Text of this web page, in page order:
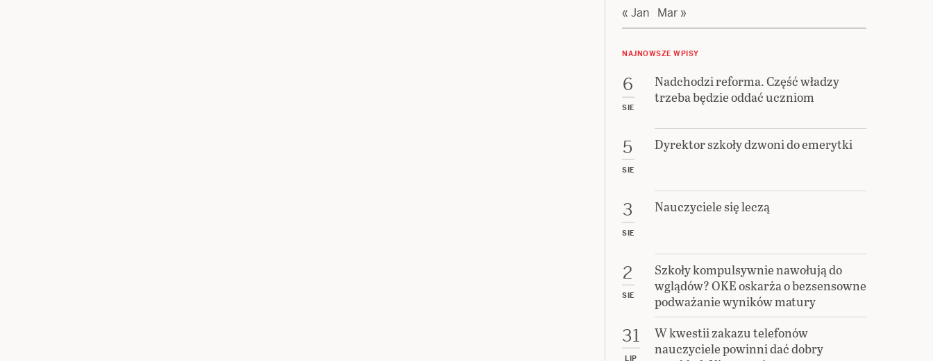
« Jan
Mar »
NAJNOWSZE WPISY
6
SIE
Nadchodzi reforma. Część władzy
trzeba będzie oddać uczniom
5
SIE
Dyrektor szkoły dzwoni do emerytki
3
SIE
Nauczyciele się leczą
2
SIE
Szkoły kompulsywnie nawołują do
wglądów? OKE oskarża o bezsensowne
podważanie wyników matury
31
LIP
W kwestii zakazu telefonów
nauczyciele powinni dać dobry